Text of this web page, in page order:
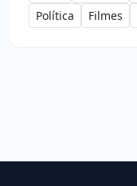
Política
Filmes